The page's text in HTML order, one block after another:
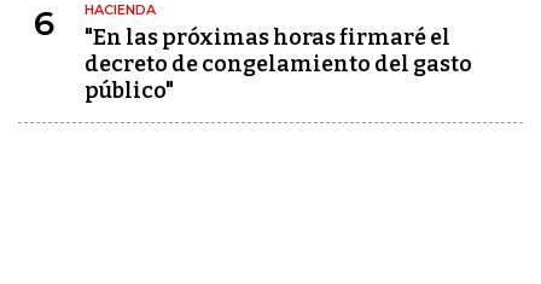
6 HACIENDA
"En las próximas horas firmaré el
decreto de congelamiento del gasto
público"